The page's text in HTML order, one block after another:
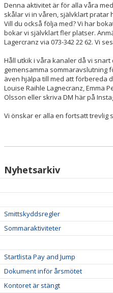
Denna aktivitet är för alla våra
skålar vi in våren, självklart pratar
Vill du också följa med? Vi har
bokar vi självklart fler platser.
Lagercranz via 073-342 22 62. Vi
Håll utkik i våra kanaler då vi
gemensamma sommaravslutning
även hjälpa till med att förbereda
Louise Raihle Lagnecranz, Emma
Olsson eller skriva DM här på
Vi önskar er alla en fortsatt trevlig
Nyhetsarkiv
Smittskyddsregler
Sommaraktiviteter
Startlista Pay and Jump
Dokument inför årsmötet
Kontoret är stängt